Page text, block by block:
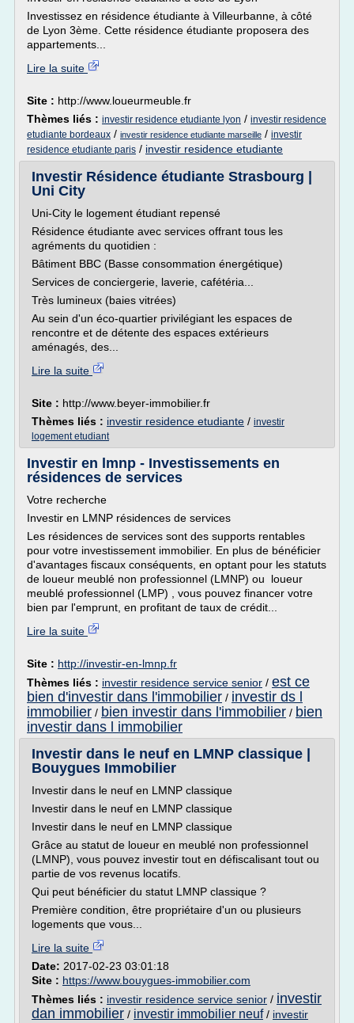
Investissez en résidence étudiante à Villeurbanne, à côté
de Lyon 3ème. Cette résidence étudiante proposera des
appartements...
Lire la suite
Site : http://www.loueurmeuble.fr
Thèmes liés : investir residence etudiante lyon / investir residence
etudiante bordeaux / investir residence etudiante marseille / investir
residence etudiante paris / investir residence etudiante
Investir Résidence étudiante Strasbourg |
Uni City
Uni-City le logement étudiant repensé
Résidence étudiante avec services offrant tous les
agréments du quotidien :
Bâtiment BBC (Basse consommation énergétique)
Services de conciergerie, laverie, cafétéria...
Très lumineux (baies vitrées)
Au sein d'un éco-quartier privilégiant les espaces de
rencontre et de détente des espaces extérieurs
aménagés, des...
Lire la suite
Site : http://www.beyer-immobilier.fr
Thèmes liés : investir residence etudiante / investir
logement etudiant
Investir en lmnp - Investissements en
résidences de services
Votre recherche
Investir en LMNP résidences de services
Les résidences de services sont des supports rentables
pour votre investissement immobilier. En plus de bénéficier
d'avantages fiscaux conséquents, en optant pour les statuts
de loueur meublé non professionnel (LMNP) ou loueur
meublé professionnel (LMP) , vous pouvez financer votre
bien par l'emprunt, en profitant de taux de crédit...
Lire la suite
Site : http://investir-en-lmnp.fr
Thèmes liés : investir residence service senior / est ce
bien d'investir dans l'immobilier / investir ds l
immobilier / bien investir dans l'immobilier / bien
investir dans l immobilier
Investir dans le neuf en LMNP classique |
Bouygues Immobilier
Investir dans le neuf en LMNP classique
Investir dans le neuf en LMNP classique
Investir dans le neuf en LMNP classique
Grâce au statut de loueur en meublé non professionnel
(LMNP), vous pouvez investir tout en défiscalisant tout ou
partie de vos revenus locatifs.
Qui peut bénéficier du statut LMNP classique ?
Première condition, être propriétaire d'un ou plusieurs
logements que vous...
Lire la suite
Date: 2017-02-23 03:01:18
Site : https://www.bouygues-immobilier.com
Thèmes liés : investir residence service senior / investir
dan immobilier / investir immobilier neuf/ investir